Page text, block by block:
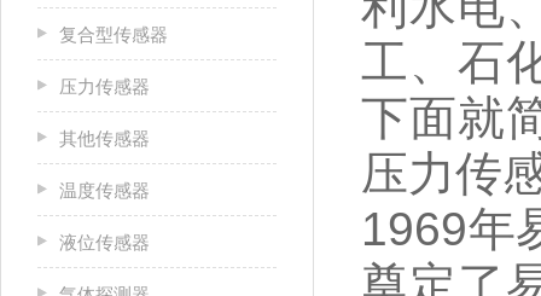
复合型传感器
压力传感器
其他传感器
温度传感器
液位传感器
工、石
下面就
压力传
1969年
奠定了